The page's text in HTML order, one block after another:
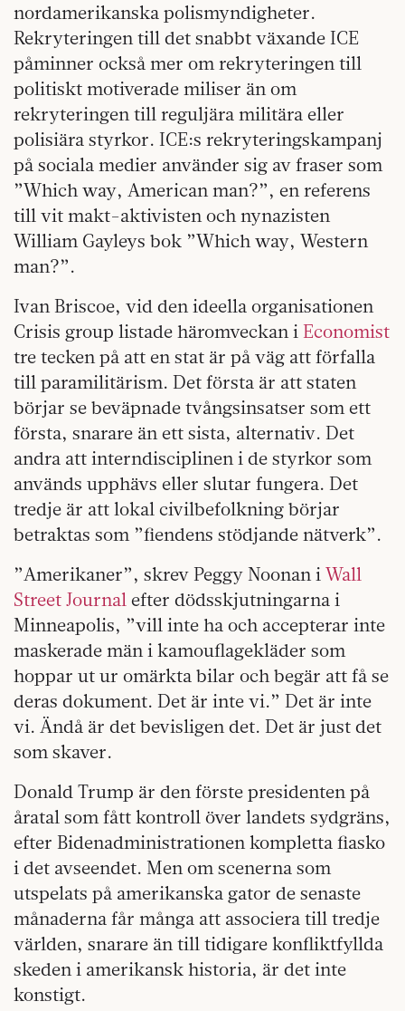
nordamerikanska polismyndigheter.
Rekryteringen till det snabbt växande ICE
påminner också mer om rekryteringen till
politiskt motiverade miliser än om
rekryteringen till reguljära militära eller
polisiära styrkor. ICE:s rekryteringskampanj
på sociala medier använder sig av fraser som
”Which way, American man?”, en referens
till vit makt-aktivisten och nynazisten
William Gayleys bok ”Which way, Western
man?”.
Ivan Briscoe, vid den ideella organisationen
Crisis group listade häromveckan i Economist
tre tecken på att en stat är på väg att förfalla
till paramilitärism. Det första är att staten
börjar se beväpnade tvångsinsatser som ett
första, snarare än ett sista, alternativ. Det
andra att interndisciplinen i de styrkor som
används upphävs eller slutar fungera. Det
tredje är att lokal civilbefolkning börjar
betraktas som ”fiendens stödjande nätverk”.
”Amerikaner”, skrev Peggy Noonan i Wall
Street Journal efter dödsskjutningarna i
Minneapolis, ”vill inte ha och accepterar inte
maskerade män i kamouflagekläder som
hoppar ut ur omärkta bilar och begär att få se
deras dokument. Det är inte vi.” Det är inte
vi. Ändå är det bevisligen det. Det är just det
som skaver.
Donald Trump är den förste presidenten på
åratal som fått kontroll över landets sydgräns,
efter Bidenadministrationen kompletta fiasko
i det avseendet. Men om scenerna som
utspelats på amerikanska gator de senaste
månaderna får många att associera till tredje
världen, snarare än till tidigare konfliktfyllda
skeden i amerikansk historia, är det inte
konstigt.